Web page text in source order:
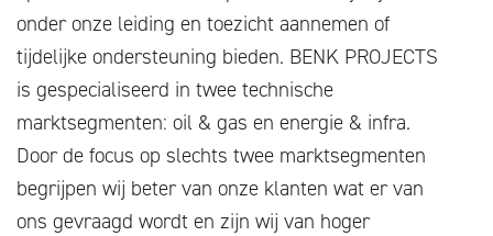
onder onze leiding en toezicht aannemen of
tijdelijke ondersteuning bieden. BENK PROJECTS
is gespecialiseerd in twee technische
marktsegmenten: oil & gas en energie & infra.
Door de focus op slechts twee marktsegmenten
begrijpen wij beter van onze klanten wat er van
ons gevraagd wordt en zijn wij van hoger